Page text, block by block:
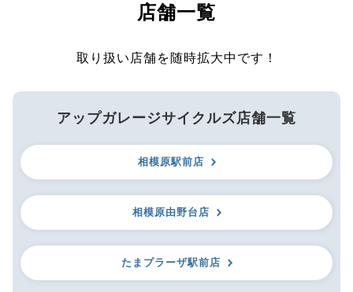
店舗一覧
取り扱い店舗を随時拡大中です！
アップガレージサイクルズ店舗一覧
相模原駅前店
相模原由野台店
たまプラーザ駅前店